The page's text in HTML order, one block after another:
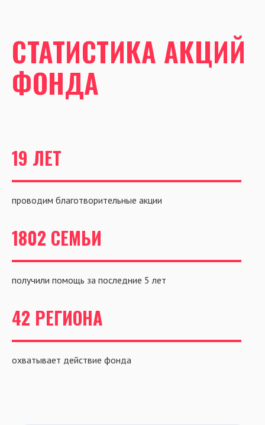
ФОНДА
проводим благотворительные акции
1802 СЕМЬИ
получили помощь за последние 5 лет
42 РЕГИОНА
охватывает действие фонда